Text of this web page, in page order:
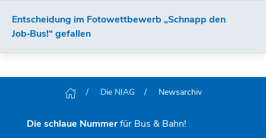
Entscheidung im Fotowettbewerb „Schnapp den
Job‑Bus!“ gefallen
Die NIAG Newsarchiv
Die schlaue Nummerfür Bus & Bahn!